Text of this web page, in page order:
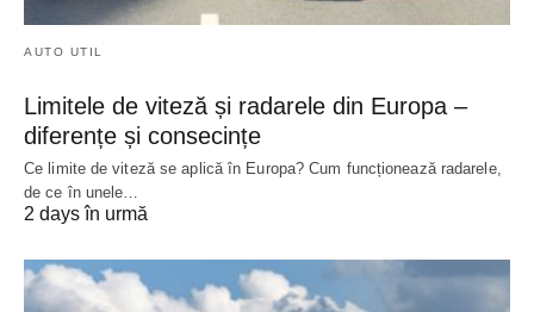
AUTO UTIL
Limitele de viteză și radarele din Europa –
diferențe și consecințe
Ce limite de viteză se aplică în Europa? Cum funcționează radarele,
de ce în unele…
2 days în urmă